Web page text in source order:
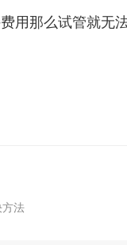
用那么试管就无
法